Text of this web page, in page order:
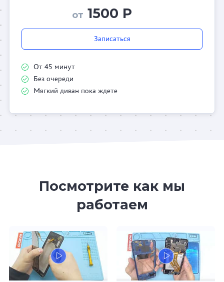
от 1500 Р
Записаться
От 45 минут
Без очереди
Мягкий диван пока ждете
Посмотрите как мы
работаем